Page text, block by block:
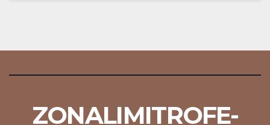
ZONALIMITROFE-